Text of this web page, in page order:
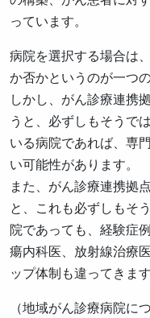
っています。
病院を選択する場合は
か否かというのが一つ
しかし、がん診療連携
うと、必ずしもそうで
いる病院であれば、専
い可能性があります。
また、がん診療連携拠
と、これも必ずしもそ
院であっても、経験症
瘍内科医、放射線治療
ップ体制も違ってきます
（地域がん診療病院に